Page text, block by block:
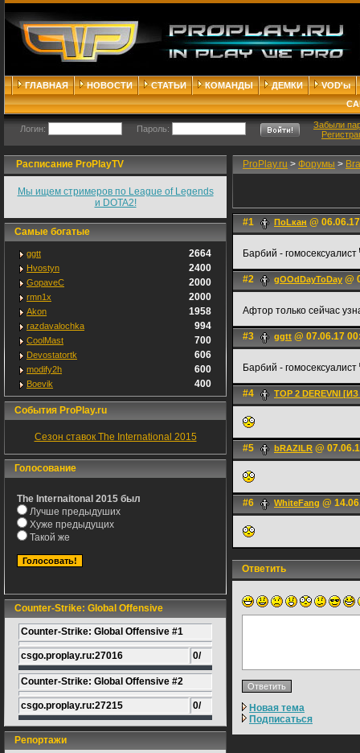
ГЛАВНАЯ НОВОСТИ СТАТЬИ КОМАНДЫ ДЕМКИ
VOD'ы
Логин: Пароль:
Забыли
Расписание ProPlayTV
Мы ищем стримеров по League of Legends
и DOTA2!
Самые богатые
ggtt 2664
Hvostyn 2400
GopaveC 2000
rmn1x 2000
Akon 1958
razdavalochka 994
CoolMast 700
Devostatortk 606
modify2h 600
Boevik 400
События ProPlay.ru
Сезон ставок The International 2015
Голосование
The Internaitonal 2015 был
Лучше предыдуших
Хуже предыдущих
Такой же
Counter-Strike: Global Offensive
Counter-Strike: Global Offensive #1
csgo.proplay.ru:27016 0/
Counter-Strike: Global Offensive #2
csgo.proplay.ru:27215 0/
Репортажи
ProPlay.ru > Форумы >
#1 ПоLкан @
Барбий - гомосексуалист
#2 gOOdDayToDay @
Афтор только сейчас
#3 ggtt @ 07.06.17
Барбий - гомосексуалист
#4 TOP 2 DEREVNI
#5 bRAZILR @
#6 WhiteFаng @
Ответить
Новая тема
Подписаться